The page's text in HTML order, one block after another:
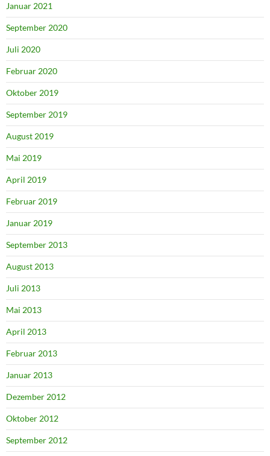
Januar 2021
September 2020
Juli 2020
Februar 2020
Oktober 2019
September 2019
August 2019
Mai 2019
April 2019
Februar 2019
Januar 2019
September 2013
August 2013
Juli 2013
Mai 2013
April 2013
Februar 2013
Januar 2013
Dezember 2012
Oktober 2012
September 2012